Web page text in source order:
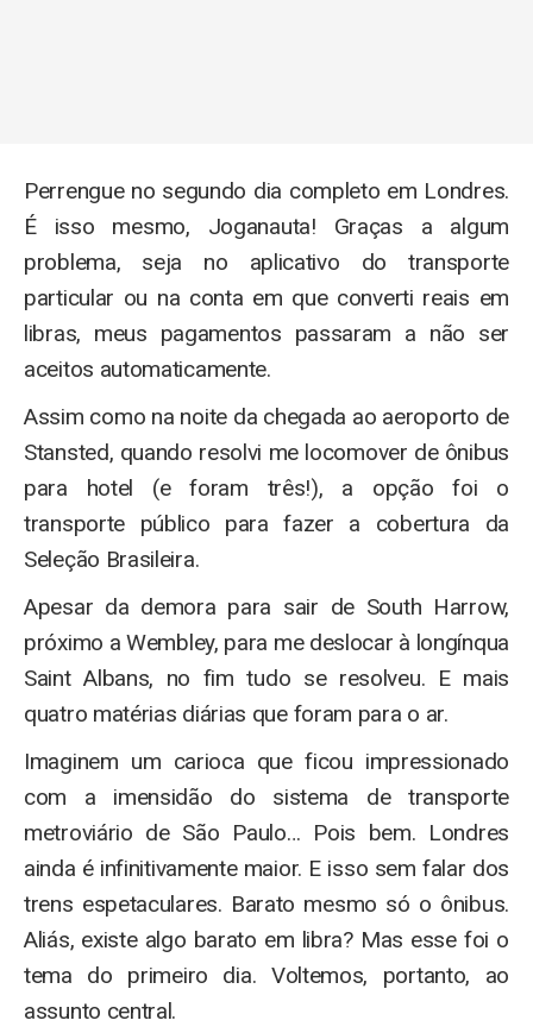
Perrengue no segundo dia completo em Londres.
É isso mesmo, Joganauta! Graças a algum
problema, seja no aplicativo do transporte
particular ou na conta em que converti reais em
libras, meus pagamentos passaram a não ser
aceitos automaticamente.
Assim como na noite da chegada ao aeroporto de
Stansted, quando resolvi me locomover de ônibus
para hotel (e foram três!), a opção foi o
transporte público para fazer a cobertura da
Seleção Brasileira.
Apesar da demora para sair de South Harrow,
próximo a Wembley, para me deslocar à longínqua
Saint Albans, no fim tudo se resolveu. E mais
quatro matérias diárias que foram para o ar.
Imaginem um carioca que ficou impressionado
com a imensidão do sistema de transporte
metroviário de São Paulo… Pois bem. Londres
ainda é infinitivamente maior. E isso sem falar dos
trens espetaculares. Barato mesmo só o ônibus.
Aliás, existe algo barato em libra? Mas esse foi o
tema do primeiro dia. Voltemos, portanto, ao
assunto central.